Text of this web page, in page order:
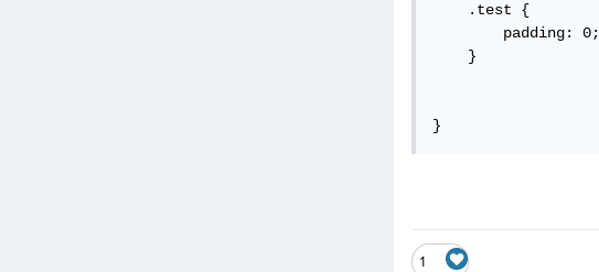
    .test {
        padding: 0;
    }
}
1